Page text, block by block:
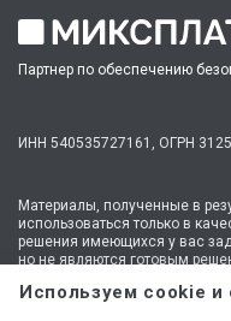
Партнер по обеспечению
ИНН 540535727161, ОГРН
Материалы, полученные в
использоваться только в
решения имеющихся у вас
но не являются готовым
* №1 на рынке
стационарных офисов-
Используем cookie и